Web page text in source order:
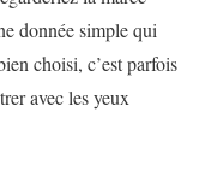
donnée simple qui
choisi, c’est parfois
avec les yeux